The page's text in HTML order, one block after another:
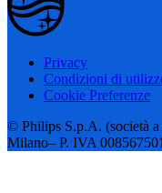
Privacy
Condizioni di
Cookie Preferenze
© Philips S.p.A. (società
Milano– P. IVA